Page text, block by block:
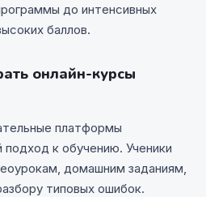
до интенсивных
баллов.
онлайн-курсы
платформы
к обучению. Ученики
домашним заданиям,
типовых ошибок.